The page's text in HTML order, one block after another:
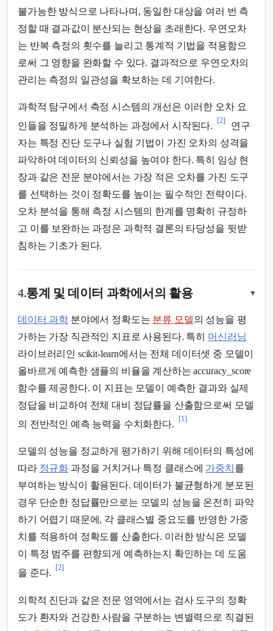
불가능한 방식으로 나타나며, 동일한 대상을 여러 번 측
정할 때 결과값이 분산되는 현상을 초래한다. 우연오차
는 반복 측정의 횟수를 늘리고 통계적 기법을 적용함으
로써 그 영향을 완화할 수 있다. 결과적으로 우연오차의
관리는 측정의 일관성을 확보하는 데 기여한다.
과학적 탐구에서 측정 시스템의 개선은 이러한 오차 요
인들을 정밀하게 분석하는 과정에서 시작된다.
[2]
연구
자는 특정 진단 도구나 실험 기법이 가진 오차의 성격을
파악하여 데이터의 신뢰성을 높여야 한다. 특히 임상 현
장과 같은 전문 분야에서는 가장 적은 오차를 가진 도구
를 선택하는 것이 정확도를 높이는 필수적인 전략이다.
오차 분석을 통해 측정 시스템의 한계를 명확히 규정하
고 이를 보완하는 과정은 과학적 결론의 타당성을 뒷받
침하는 기초가 된다.
4.통계 및 데이터 과학에서의 활용 ▾
데이터 과학 분야에서 정확도는 분류 모델의 성능을 평
가하는 가장 직관적인 지표로 사용된다. 특히 머신러닝
라이브러리인 scikit-learn에서는 전체 데이터셋 중 모델이
올바르게 예측한 샘플의 비율을 계산하는 accuracy_score
함수를 제공한다. 이 지표는 모델이 예측한 결과와 실제
정답을 비교하여 전체 대비 정답률을 산출함으로써 모델
의 전반적인 예측 능력을 수치화한다.
[1]
모델의 성능을 정교하게 평가하기 위해 데이터의 특성에
따라 정규화 과정을 거치거나 특정 클래스에 가중치 를
부여하는 방식이 활용된다. 데이터가 불균형하게 분포된
경우 단순한 정답률만으로는 모델의 성능을 온전히 파악
하기 어렵기 때문에, 각 클래스별 중요도를 반영한 가중
치를 적용하여 정확도를 산출한다. 이러한 방식은 모델
이 특정 범주를 편향되게 예측하는지 확인하는 데 도움
을 준다.
[2]
의학적 진단과 같은 전문 영역에서는 검사 도구의 정확
도가 환자와 건강한 사람을 구분하는 변별력으로 직결된